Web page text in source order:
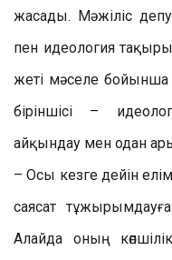
жасады. Мәжіліс
пен идеология
жеті мәселе
біріншісі –
айқындау мен одан
– Осы кезге дейін
саясат
Алайда оның